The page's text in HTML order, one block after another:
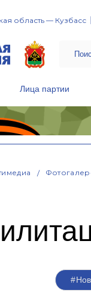
область — Кузбасс
Лица партии